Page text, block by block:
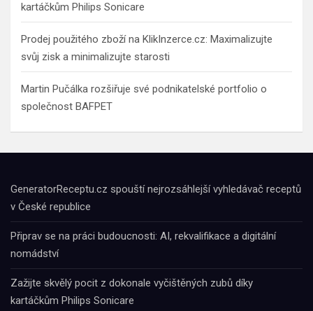
kartáčkům Philips Sonicare
Prodej použitého zboží na KlikInzerce.cz: Maximalizujte
svůj zisk a minimalizujte starosti
Martin Pučálka rozšiřuje své podnikatelské portfolio o
společnost BAFPET
GeneratorReceptu.cz spouští nejrozsáhlejší vyhledávač receptů
v České republice
Připrav se na práci budoucnosti: AI, rekvalifikace a digitální
nomádství
Zažijte skvělý pocit z dokonale vyčištěných zubů díky
kartáčkům Philips Sonicare